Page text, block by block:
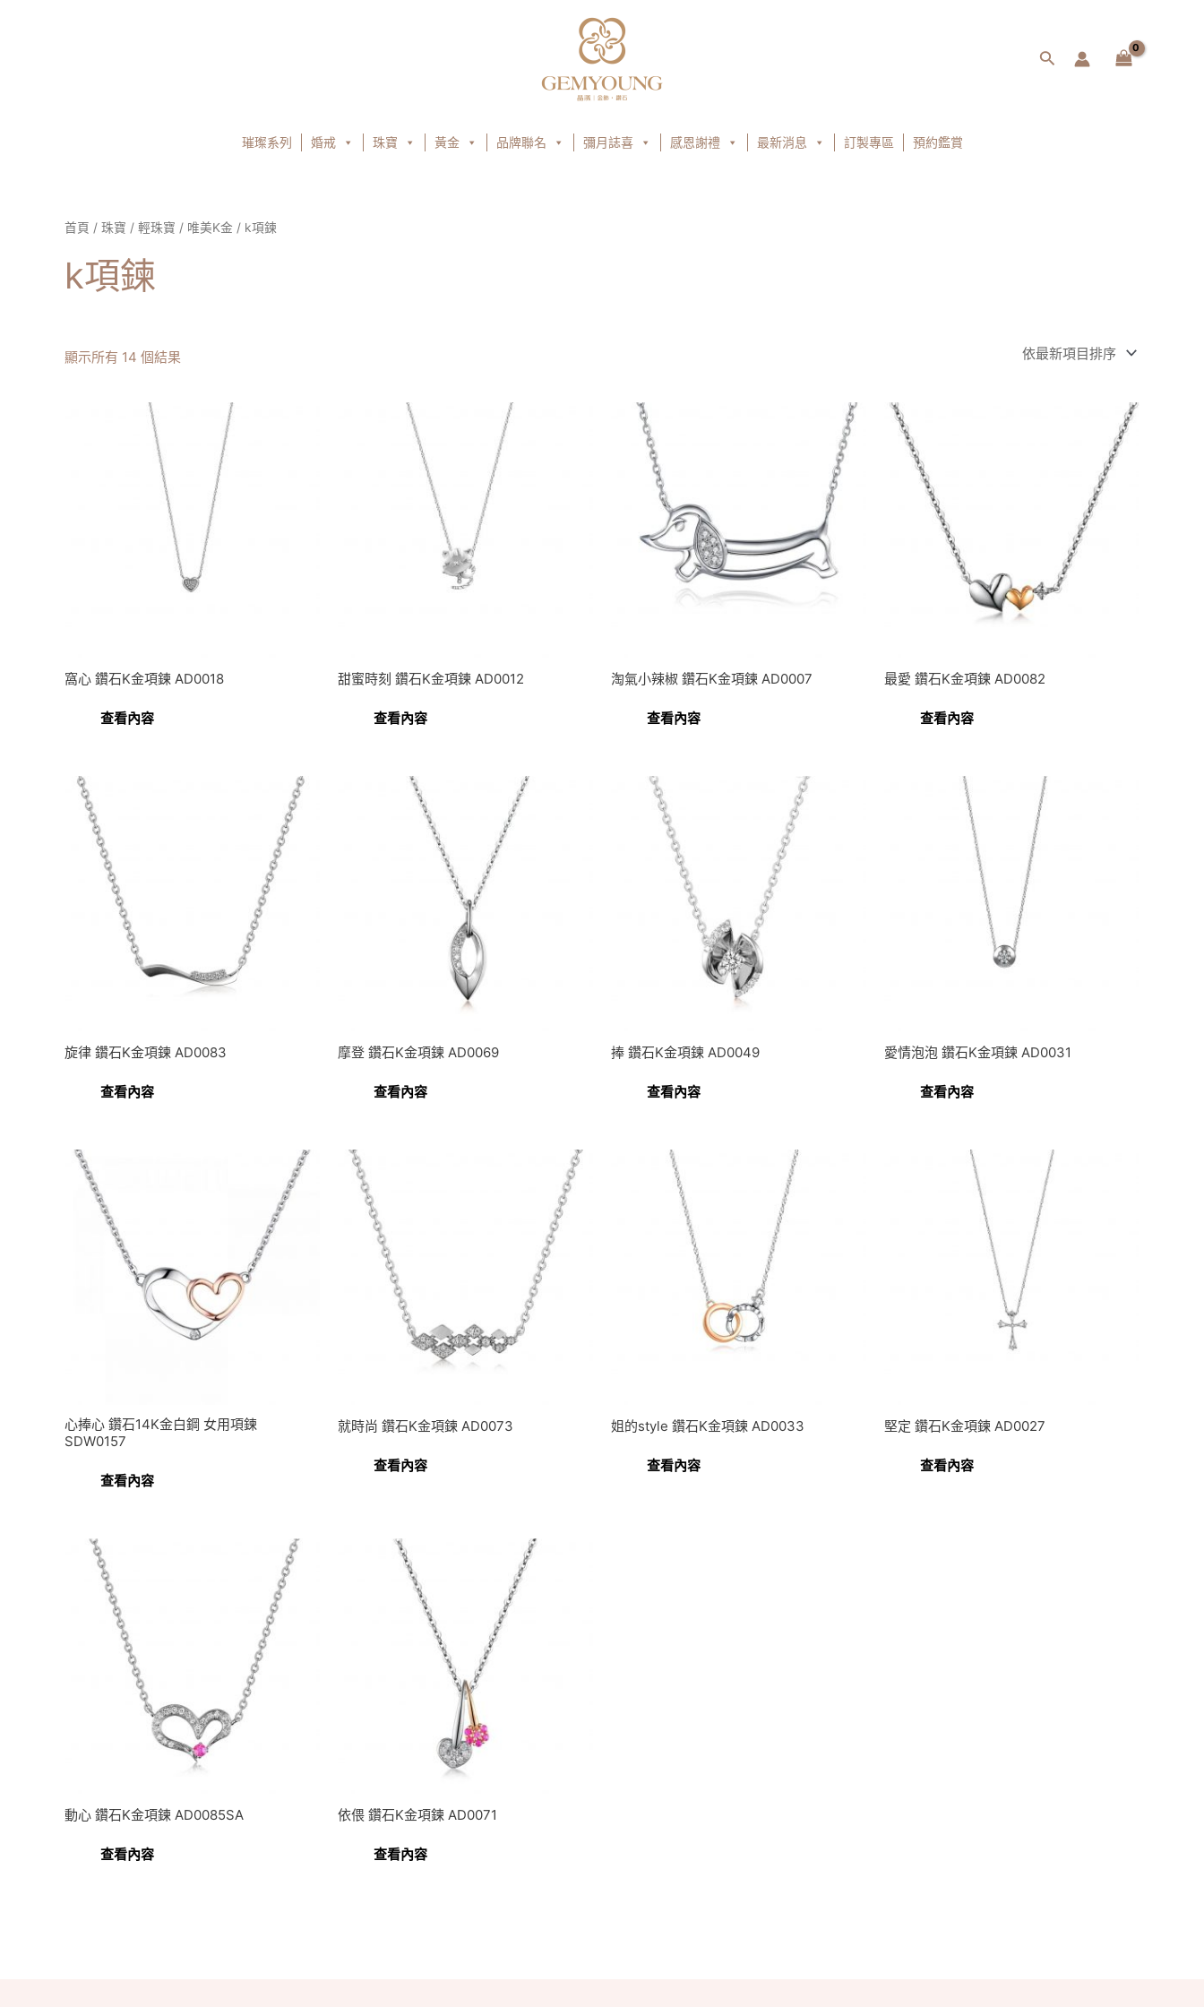
搜
璀璨系列 婚戒 珠寶 黃金 品牌聯名 彌月誌喜 感恩謝禮 最新消息 訂製專區 預約鑑賞
首頁 / 珠寶 / 輕珠寶 / 唯美K金 / k項鍊
k項鍊
顯示所有 14 個結果
窩心 鑽石K金項鍊 AD0018
查看內容
甜蜜時刻 鑽石K金項鍊 AD0012
查看內容
淘氣小辣椒 鑽石K金項鍊 AD0007
查看內容
最愛 鑽石K金項鍊 AD0082
查看內容
旋律 鑽石K金項鍊 AD0083
查看內容
摩登 鑽石K金項鍊 AD0069
查看內容
捧 鑽石K金項鍊 AD0049
查看內容
愛情泡泡 鑽石K金項鍊 AD0031
查看內容
心捧心 鑽石14K金白鋼 女用項鍊
SDW0157
查看內容
就時尚 鑽石K金項鍊 AD0073
查看內容
姐的style 鑽石K金項鍊 AD0033
查看內容
堅定 鑽石K金項鍊 AD0027
查看內容
動心 鑽石K金項鍊 AD0085SA
查看內容
依偎 鑽石K金項鍊 AD0071
查看內容